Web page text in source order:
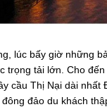
lúc bấy giờ những
tải lớn. Cho
cầu Thị Nại dài nhất
đảo du khách